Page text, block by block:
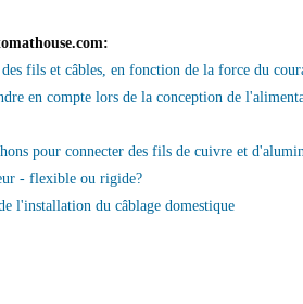
:
fils et câbles, en fonction de la force du
en compte lors de la conception de
pour connecter des fils de cuivre et
- flexible ou rigide?
l'installation du câblage domestique